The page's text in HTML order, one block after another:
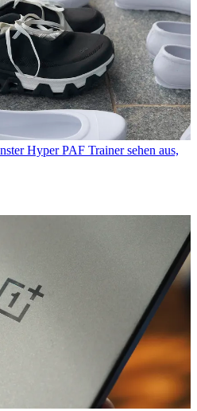
Hyper PAF Trainer sehen aus,